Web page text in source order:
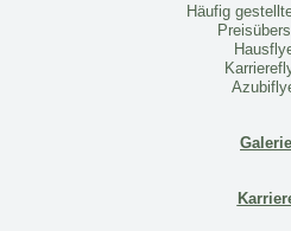
Häufig
Galerie